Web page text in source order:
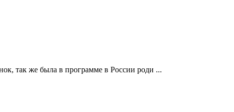
так же была в программе в России роди ...